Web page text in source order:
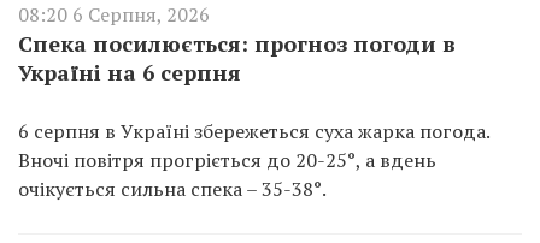
08:20 6 Серпня, 2026
Спека посилюється: прогноз погоди в
Україні на 6 серпня
6 серпня в Україні збережеться суха жарка погода.
Вночі повітря прогріється до 20-25°, а вдень
очікується сильна спека – 35-38°.